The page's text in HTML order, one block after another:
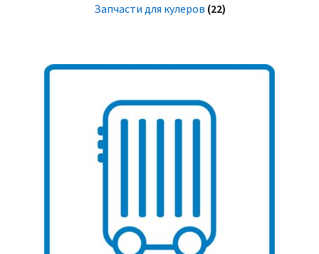
Запчасти для кулеров (22)